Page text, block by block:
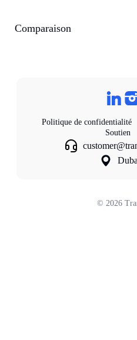
Comparaison
Politique de confidentialité
Soutien
© 2026